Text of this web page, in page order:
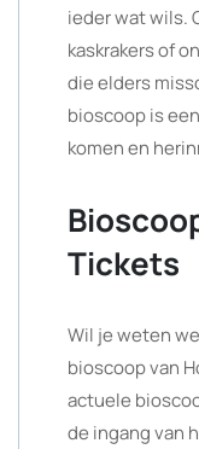
ieder wat wils.
kaskrakers of
die elders
bioscoop is
komen en
Tickets
Wil je weten
bioscoop van
actuele
de ingang van